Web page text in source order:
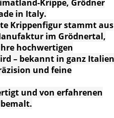
-Krippe, Grödner
in Italy.
Krippenfigur stammt aus
im Grödnertal,
hochwertigen
– bekannt in ganz Italien
und feine
und von erfahrenen